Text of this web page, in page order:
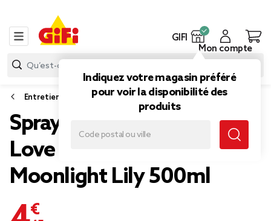
GIFI
Indiquez votre magasin préféré
pour voir la disponibilité des
produits
Mon compte
Entretien du linge
Spray défroissant Lenor
Love Exotic Bloom &
Moonlight Lily 500ml
4,45 €